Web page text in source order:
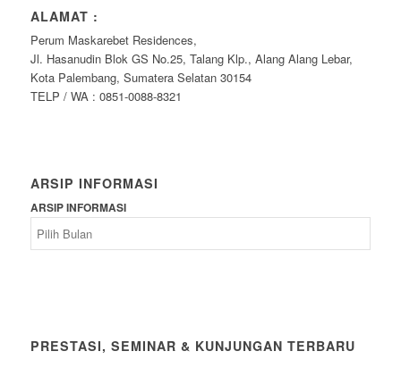
ALAMAT :
Perum Maskarebet Residences,
Jl. Hasanudin Blok GS No.25, Talang Klp., Alang Alang Lebar,
Kota Palembang, Sumatera Selatan 30154
TELP / WA : 0851-0088-8321
ARSIP INFORMASI
ARSIP INFORMASI
PRESTASI, SEMINAR & KUNJUNGAN TERBARU